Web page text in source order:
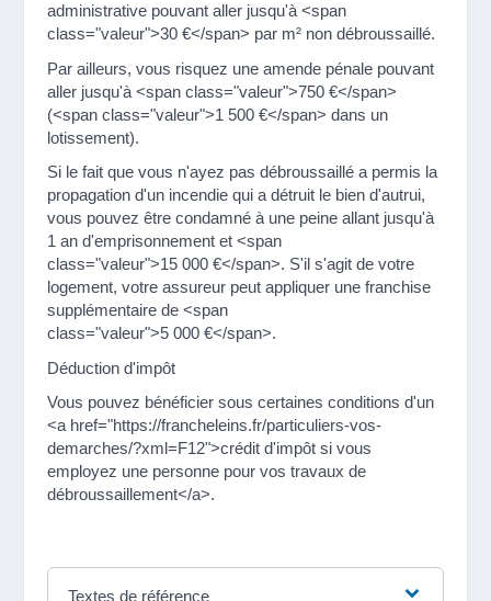
administrative pouvant aller jusqu'à <span
class="valeur">30 €</span> par m² non débroussaillé.
Par ailleurs, vous risquez une amende pénale pouvant
aller jusqu'à <span class="valeur">750 €</span>
(<span class="valeur">1 500 €</span> dans un
lotissement).
Si le fait que vous n'ayez pas débroussaillé a permis la
propagation d'un incendie qui a détruit le bien d'autrui,
vous pouvez être condamné à une peine allant jusqu'à
1 an d'emprisonnement et <span
class="valeur">15 000 €</span>. S'il s'agit de votre
logement, votre assureur peut appliquer une franchise
supplémentaire de <span
class="valeur">5 000 €</span>.
Déduction d'impôt
Vous pouvez bénéficier sous certaines conditions d'un
<a href="https://francheleins.fr/particuliers-vos-
demarches/?xml=F12">crédit d'impôt si vous
employez une personne pour vos travaux de
débroussaillement</a>.
Textes de référence